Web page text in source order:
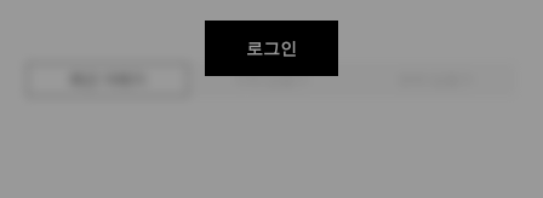
구매 입찰가
로그인